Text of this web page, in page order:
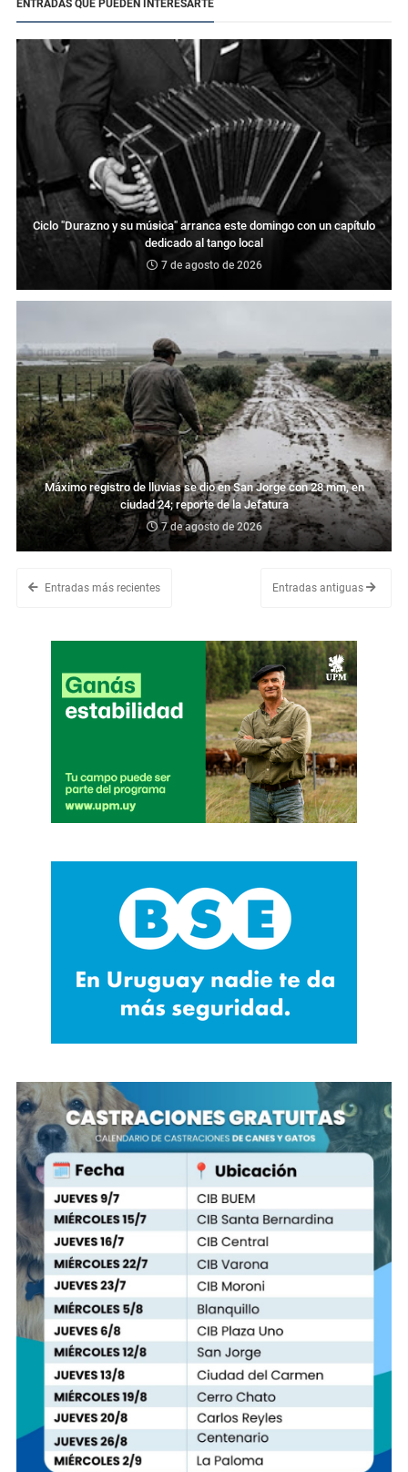
ENTRADAS QUE PUEDEN INTERESARTE
Ciclo "Durazno y su música" arranca este domingo con un capítulo
dedicado al tango local
7 de agosto de 2026
Máximo registro de lluvias se dio en San Jorge con 28 mm, en
ciudad 24; reporte de la Jefatura
7 de agosto de 2026
Entradas más recientes Entradas antiguas